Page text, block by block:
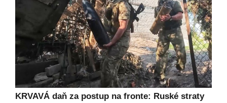
KRVAVÁ daň za postup na fronte: Ruské straty